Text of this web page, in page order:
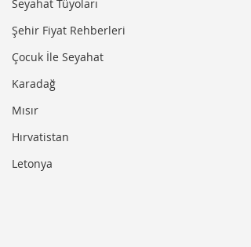
Seyahat Tüyoları
Şehir Fiyat Rehberleri
Çocuk İle Seyahat
Karadağ
Mısır
Hırvatistan
Letonya